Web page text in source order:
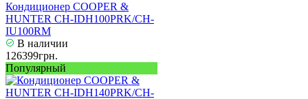
Кондиционер COOPER &
HUNTER CH-IDH100PRK/CH-
IU100RM
В наличии
126399грн.
Популярный